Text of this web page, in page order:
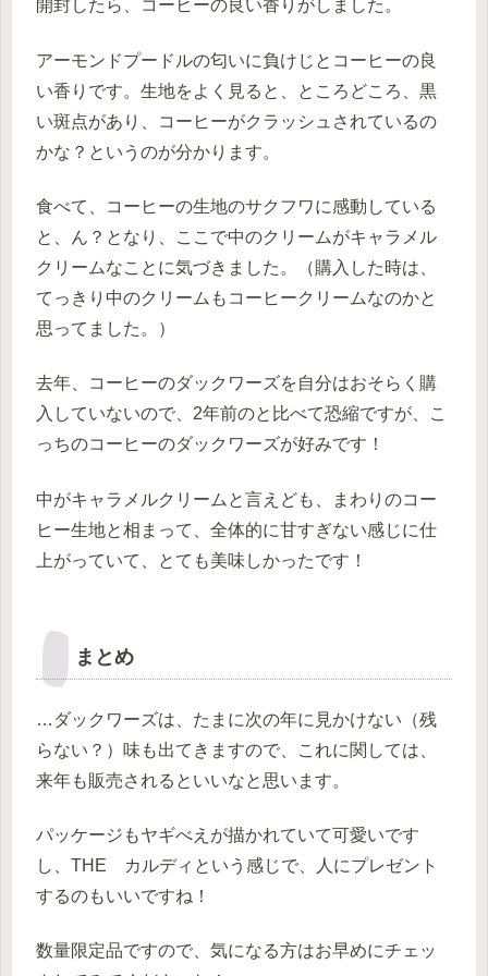
開封したら、コーヒーの良い香りがしました。
アーモンドプードルの匂いに負けじとコーヒーの良
い香りです。生地をよく見ると、ところどころ、黒
い斑点があり、コーヒーがクラッシュされているの
かな？というのが分かります。
食べて、コーヒーの生地のサクフワに感動している
と、ん？となり、ここで中のクリームがキャラメル
クリームなことに気づきました。（購入した時は、
てっきり中のクリームもコーヒークリームなのかと
思ってました。）
去年、コーヒーのダックワーズを自分はおそらく購
入していないので、2年前のと比べて恐縮ですが、こ
っちのコーヒーのダックワーズが好みです！
中がキャラメルクリームと言えども、まわりのコー
ヒー生地と相まって、全体的に甘すぎない感じに仕
上がっていて、とても美味しかったです！
まとめ
…ダックワーズは、たまに次の年に見かけない（残
らない？）味も出てきますので、これに関しては、
来年も販売されるといいなと思います。
パッケージもヤギべえが描かれていて可愛いです
し、THE カルディという感じで、人にプレゼント
するのもいいですね！
数量限定品ですので、気になる方はお早めにチェッ